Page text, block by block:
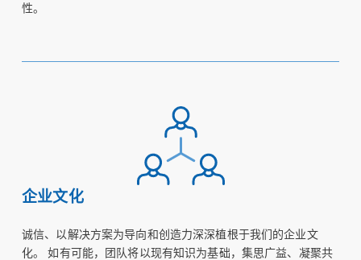
性。
企业文化
诚信、以解决方案为导向和创造力深深植根于我们的企业文
化。 如有可能，团队将以现有知识为基础，集思广益、凝聚共